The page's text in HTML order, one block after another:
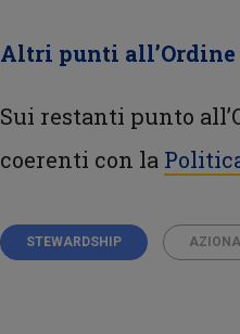
Altri punti all’Ordine
Sui restanti punto
coerenti con la
STEWARDSHIP